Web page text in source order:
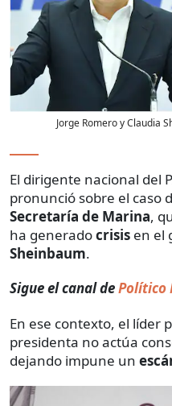
Jorge Romero y Claudia
El dirigente nacional del
pronunció sobre el caso
Secretaría de Marina,
ha generadocrisis en el
Sheinbaum.
Sigue el canal dePolítico
En ese contexto, el líder
presidenta no actúa
dejando impune un